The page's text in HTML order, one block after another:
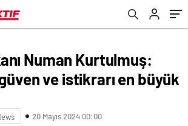
Numan Kurtulmuş:
ve istikrarı en büyük
20 Mayıs 2024 00:00